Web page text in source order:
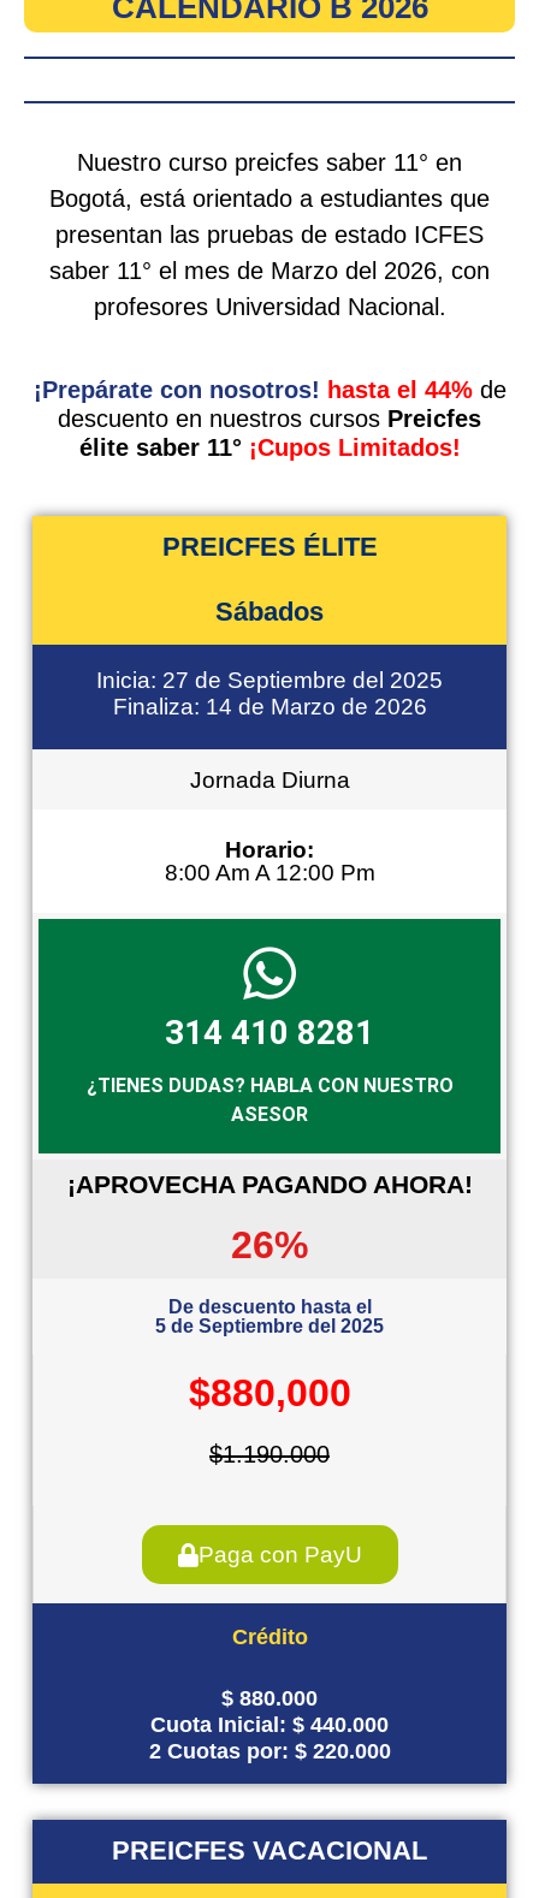
CALENDARIO B 2026
Nuestro curso preicfes saber 11° en
Bogotá, está orientado a estudiantes que
presentan las pruebas de estado ICFES
saber 11° el mes de Marzo del 2026, con
profesores Universidad Nacional.
¡Prepárate con nosotros! hasta el 44%de
descuento en nuestros cursos Preicfes
élite saber 11° ¡Cupos Limitados!
PREICFES ÉLITE
Sábados
Inicia: 27 de Septiembre del 2025
Finaliza: 14 de Marzo de 2026
Jornada Diurna
Horario:
8:00 Am A 12:00 Pm
314 410 8281
¿TIENES DUDAS? HABLA CON NUESTRO
ASESOR
¡APROVECHA PAGANDO AHORA!
26%
De descuento hasta el
5 de Septiembre del 2025
$880,000
$1.190.000
Paga con PayU
Crédito
$ 880.000
Cuota Inicial: $ 440.000
2 Cuotas por: $ 220.000
PREICFES VACACIONAL